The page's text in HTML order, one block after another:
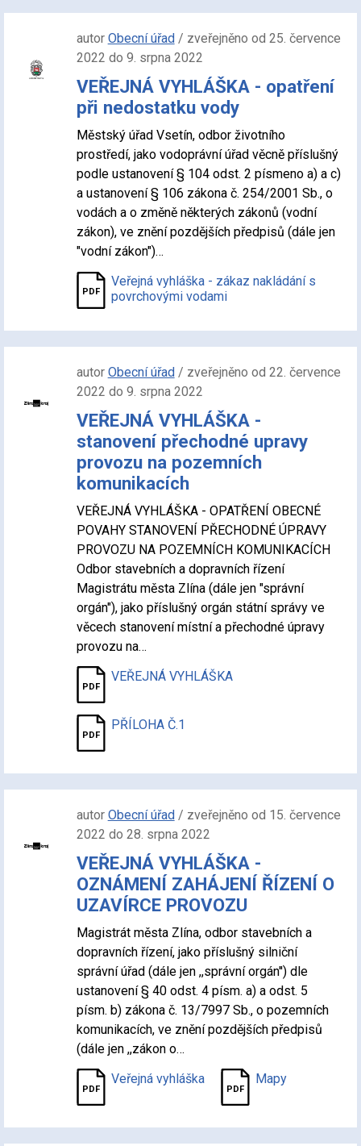
autor Obecní úřad/ zveřejněno od 25. července
2022 do 9. srpna 2022
VEŘEJNÁ VYHLÁŠKA - opatření
při nedostatku vody
Městský úřad Vsetín, odbor životního
prostředí, jako vodoprávní úřad věcně příslušný
podle ustanovení § 104 odst. 2 písmeno a) a c)
a ustanovení § 106 zákona č. 254/2001 Sb., o
vodách a o změně některých zákonů (vodní
zákon), ve znění pozdějších předpisů (dále jen
"vodní zákon")…
Veřejná vyhláška - zákaz nakládání s
povrchovými vodami
autor Obecní úřad/ zveřejněno od 22. července
2022 do 9. srpna 2022
VEŘEJNÁ VYHLÁŠKA -
stanovení přechodné upravy
provozu na pozemních
komunikacích
VEŘEJNÁ VYHLÁŠKA - OPATŘENÍ OBECNÉ
POVAHY STANOVENÍ PŘECHODNÉ ÚPRAVY
PROVOZU NA POZEMNÍCH KOMUNIKACÍCH
Odbor stavebních a dopravních řízení
Magistrátu města Zlína (dále jen "správní
orgán"), jako příslušný orgán státní správy ve
věcech stanovení místní a přechodné úpravy
provozu na…
VEŘEJNÁ VYHLÁŠKA
PŘÍLOHA Č.1
autor Obecní úřad/ zveřejněno od 15. července
2022 do 28. srpna 2022
VEŘEJNÁ VYHLÁŠKA -
OZNÁMENÍ ZAHÁJENÍ ŘÍZENÍ O
UZAVÍRCE PROVOZU
Magistrát města Zlína, odbor stavebních a
dopravních řízení, jako příslušný silniční
správní úřad (dále jen ,,správní orgán'') dle
ustanovení § 40 odst. 4 písm. a) a odst. 5
písm. b) zákona č. 13/7997 Sb., o pozemních
komunikacích, ve znění pozdějších předpisů
(dále jen ,,zákon o…
Veřejná vyhláška
Mapy